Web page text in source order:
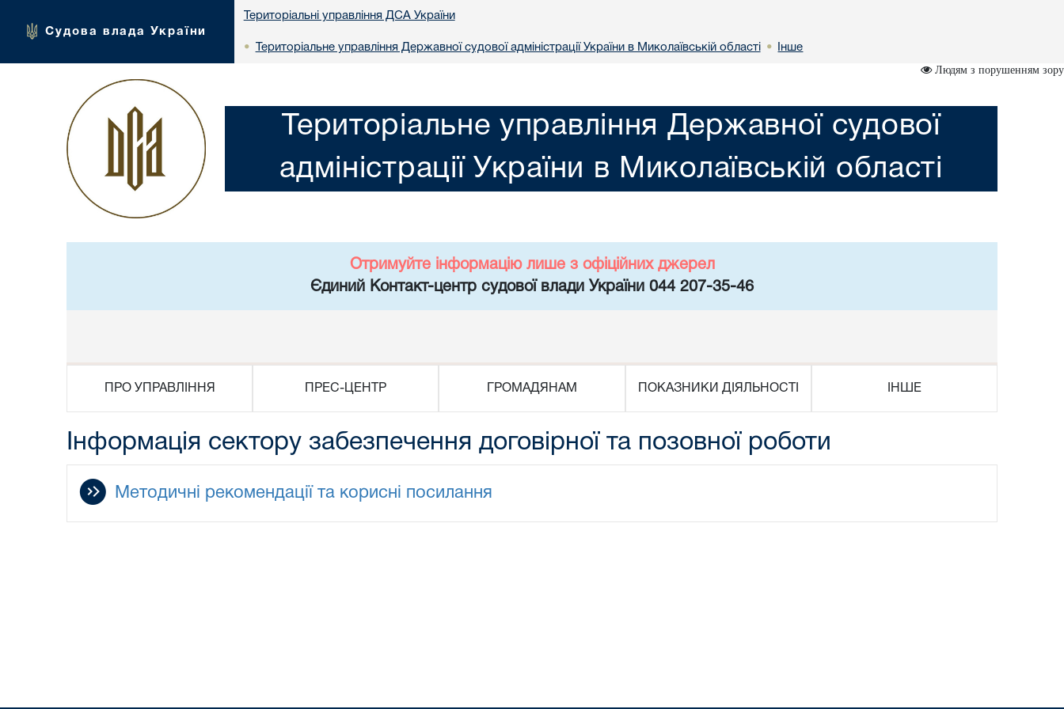
Судова влада України
Територіальні управління ДСА України
• Територіальне управління Державної судової адміністрації України в Миколаївській областi • Інше
Людям з порушенням зору
Територіальне управління Державної судової
адміністрації України в Миколаївській областi
Отримуйте інформацію лише з офіційних джерел
Єдиний Контакт-центр судової влади України 044 207-35-46
ПРО УПРАВЛІННЯ ПРЕС-ЦЕНТР ГРОМАДЯНАМ ПОКАЗНИКИ ДІЯЛЬНОСТІ ІНШЕ
Інформація сектору забезпечення договірної та позовної роботи
Методичні рекомендації та корисні посилання